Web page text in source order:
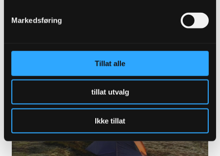
Markedsføring
Tillat alle
tillat utvalg
Ikke tillat
LES MER